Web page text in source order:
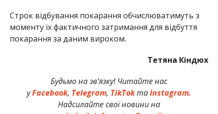
Строк відбування покарання обчислюватимуть з
моменту їх фактичного затримання для відбуття
покарання за даним вироком.
Тетяна Кіндюх
Будьмо на зв’язку! Читайте нас
уFacebook, Telegram, TikTokтаInstagram.
Надсилайте свої новини на